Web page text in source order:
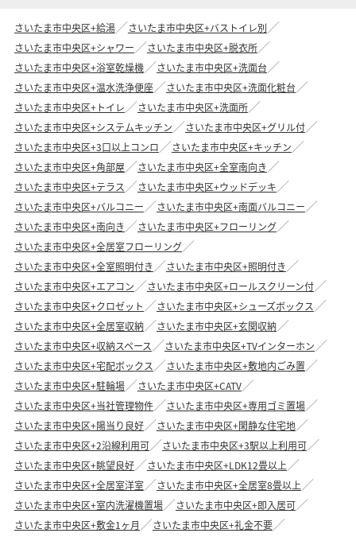
さいたま市中央区+給湯
さいたま市中央区+バストイレ別
さいたま市中央区+シャワー
さいたま市中央区+脱衣所
さいたま市中央区+浴室乾燥機
さいたま市中央区+洗面台
さいたま市中央区+温水洗浄便座
さいたま市中央区+洗面化粧台
さいたま市中央区+トイレ
さいたま市中央区+洗面所
さいたま市中央区+システムキッチン
さいたま市中央区+グリル付
さいたま市中央区+3口以上コンロ
さいたま市中央区+キッチン
さいたま市中央区+角部屋
さいたま市中央区+全室南向き
さいたま市中央区+テラス
さいたま市中央区+ウッドデッキ
さいたま市中央区+バルコニー
さいたま市中央区+南面バルコニー
さいたま市中央区+南向き
さいたま市中央区+フローリング
さいたま市中央区+全居室フローリング
さいたま市中央区+全室照明付き
さいたま市中央区+照明付き
さいたま市中央区+エアコン
さいたま市中央区+ロールスクリーン付
さいたま市中央区+クロゼット
さいたま市中央区+シューズボックス
さいたま市中央区+全居室収納
さいたま市中央区+玄関収納
さいたま市中央区+収納スペース
さいたま市中央区+TVインターホン
さいたま市中央区+宅配ボックス
さいたま市中央区+敷地内ごみ置
さいたま市中央区+駐輪場
さいたま市中央区+CATV
さいたま市中央区+当社管理物件
さいたま市中央区+専用ゴミ置場
さいたま市中央区+陽当り良好
さいたま市中央区+閑静な住宅地
さいたま市中央区+2沿線利用可
さいたま市中央区+3駅以上利用可
さいたま市中央区+眺望良好
さいたま市中央区+LDK12畳以上
さいたま市中央区+全居室洋室
さいたま市中央区+全居室8畳以上
さいたま市中央区+室内洗濯機置場
さいたま市中央区+即入居可
さいたま市中央区+敷金1ヶ月
さいたま市中央区+礼金不要